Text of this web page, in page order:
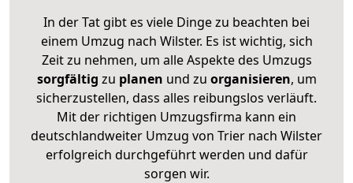
In der Tat gibt es viele Dinge zu beachten bei
einem Umzug nach Wilster. Es ist wichtig, sich
Zeit zu nehmen, um alle Aspekte des Umzugs
sorgfältig zu planen und zu organisieren, um
sicherzustellen, dass alles reibungslos verläuft.
Mit der richtigen Umzugsfirma kann ein
deutschlandweiter Umzug von Trier nach Wilster
erfolgreich durchgeführt werden und dafür
sorgen wir.